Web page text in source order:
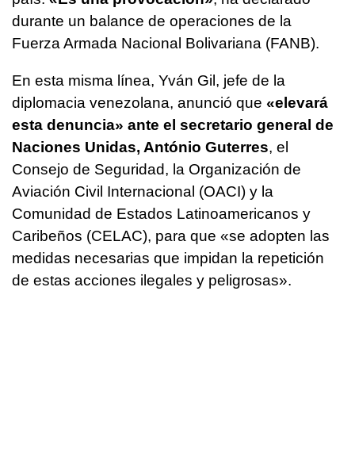
durante un balance de operaciones de la
Fuerza Armada Nacional Bolivariana (FANB).
En esta misma línea, Yván Gil, jefe de la
diplomacia venezolana, anunció que «elevará
esta denuncia» ante el secretario general de
Naciones Unidas, António Guterres, el
Consejo de Seguridad, la Organización de
Aviación Civil Internacional (OACI) y la
Comunidad de Estados Latinoamericanos y
Caribeños (CELAC), para que «se adopten las
medidas necesarias que impidan la repetición
de estas acciones ilegales y peligrosas».